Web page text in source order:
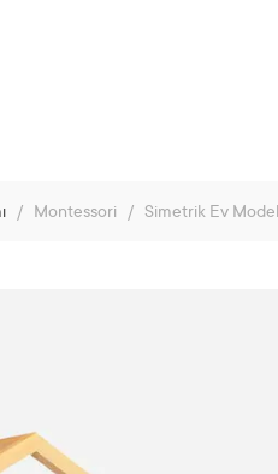
/ Montessori / Simetrik Ev